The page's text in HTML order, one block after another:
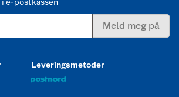
e-postkassen
Meld meg på
Leveringsmetoder